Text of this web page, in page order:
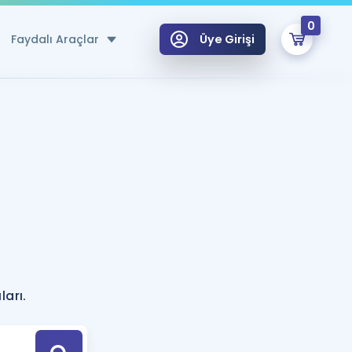
Faydalı Araçlar
Hesaplama Aracı
için Öneriler
Tek Takvimde
Üye Girişi
0
Hoca ile seni sınava hazırlayacak onlarca eğitim seni bekliyor!